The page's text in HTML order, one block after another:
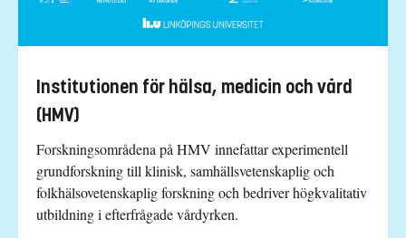
Institutionen för hälsa, medicin och vård
(HMV)
Forskningsområdena på HMV innefattar experimentell
grundforskning till klinisk, samhällsvetenskaplig och
folkhälsovetenskaplig forskning och bedriver högkvalitativ
utbildning i efterfrågade vårdyrken.